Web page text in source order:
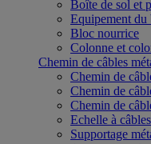
Boîte de sol et
Equipement du
Bloc nourrice
Colonne et
Chemin de câbles
Chemin de
Chemin de
Chemin de
Echelle à câbles
Supportage